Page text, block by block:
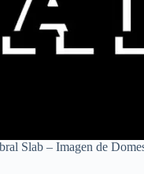
Slab – Imagen de